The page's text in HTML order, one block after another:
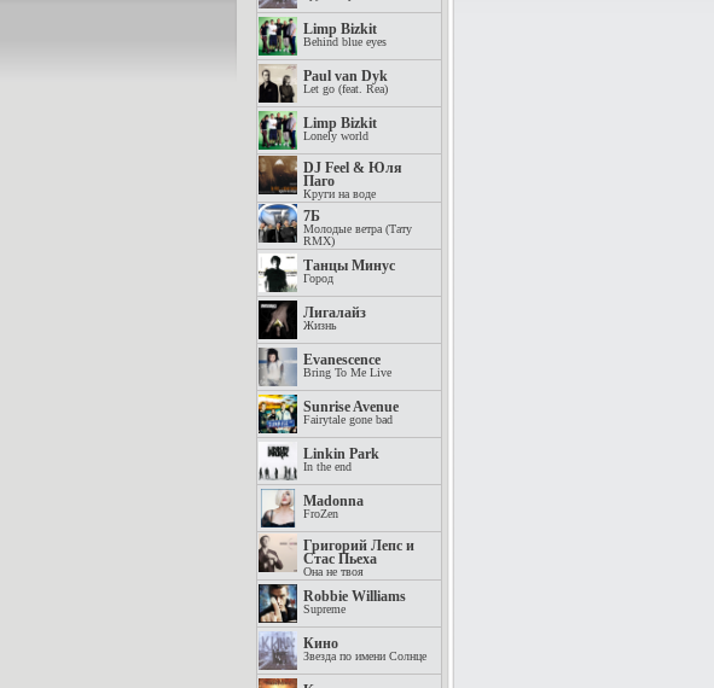
Limp Bizkit
Behind blue eyes
Paul van Dyk
Let go (feat. Rea)
Limp Bizkit
Lonely world
DJ Feel & Юля
Паго
Круги на воде
7Б
Молодые ветра (Тату
RMX)
Танцы Минус
Город
Лигалайз
Жизнь
Evanescence
Bring To Me Live
Sunrise Avenue
Fairytale gone bad
Linkin Park
In the end
Madonna
FroZen
Григорий Лепс и
Стас Пьеха
Она не твоя
Robbie Williams
Supreme
Кино
Звезда по имени Солнце